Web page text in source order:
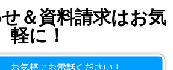
＆資料請求はお気
軽に！